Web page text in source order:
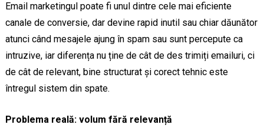
Email marketingul poate fi unul dintre cele mai eficiente
canale de conversie, dar devine rapid inutil sau chiar dăunător
atunci când mesajele ajung în spam sau sunt percepute ca
intruzive, iar diferența nu ține de cât de des trimiți emailuri, ci
de cât de relevant, bine structurat și corect tehnic este
întregul sistem din spate.
Problema reală: volum fără relevanță